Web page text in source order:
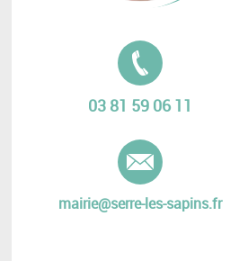
03 81 59 06 11
mairie@serre-les-sapins.fr